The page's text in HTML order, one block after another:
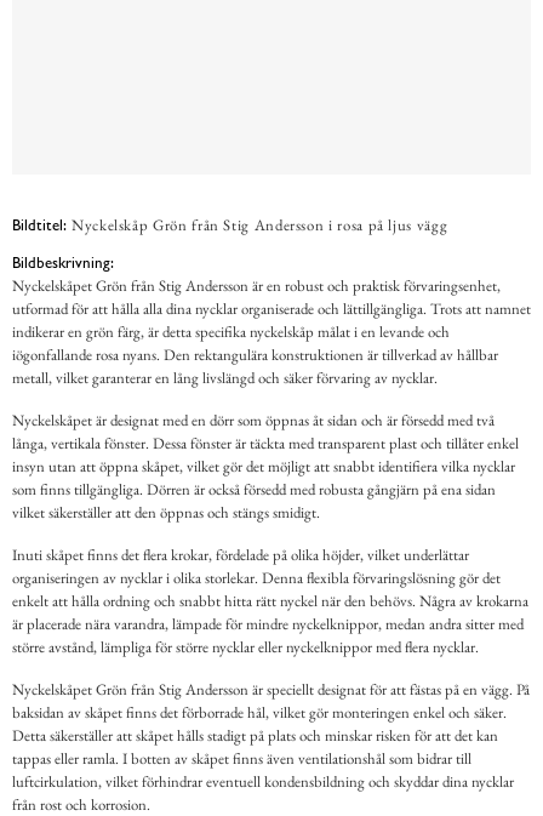
Bildtitel: Nyckelskåp Grön från Stig Andersson i rosa på ljus vägg
Bildbeskrivning:
Nyckelskåpet Grön från Stig Andersson är en robust och praktisk förvaringsenhet,
utformad för att hålla alla dina nycklar organiserade och lättillgängliga. Trots att namnet
indikerar en grön färg, är detta specifika nyckelskåp målat i en levande och
iögonfallande rosa nyans. Den rektangulära konstruktionen är tillverkad av hållbar
metall, vilket garanterar en lång livslängd och säker förvaring av nycklar.
Nyckelskåpet är designat med en dörr som öppnas åt sidan och är försedd med två
långa, vertikala fönster. Dessa fönster är täckta med transparent plast och tillåter enkel
insyn utan att öppna skåpet, vilket gör det möjligt att snabbt identifiera vilka nycklar
som finns tillgängliga. Dörren är också försedd med robusta gångjärn på ena sidan
vilket säkerställer att den öppnas och stängs smidigt.
Inuti skåpet finns det flera krokar, fördelade på olika höjder, vilket underlättar
organiseringen av nycklar i olika storlekar. Denna flexibla förvaringslösning gör det
enkelt att hålla ordning och snabbt hitta rätt nyckel när den behövs. Några av krokarna
är placerade nära varandra, lämpade för mindre nyckelknippor, medan andra sitter med
större avstånd, lämpliga för större nycklar eller nyckelknippor med flera nycklar.
Nyckelskåpet Grön från Stig Andersson är speciellt designat för att fästas på en vägg. På
baksidan av skåpet finns det förborrade hål, vilket gör monteringen enkel och säker.
Detta säkerställer att skåpet hålls stadigt på plats och minskar risken för att det kan
tappas eller ramla. I botten av skåpet finns även ventilationshål som bidrar till
luftcirkulation, vilket förhindrar eventuell kondensbildning och skyddar dina nycklar
från rost och korrosion.